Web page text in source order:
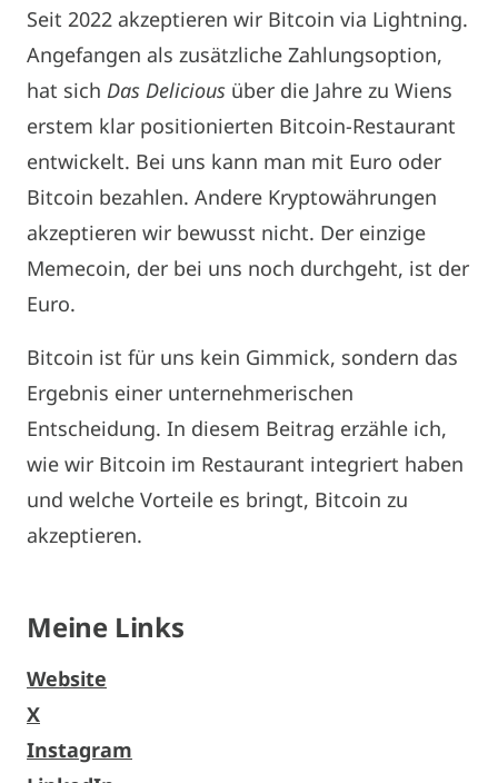
Seit 2022 akzeptieren wir Bitcoin via Lightning.
Angefangen als zusätzliche Zahlungsoption,
hat sich Das Delicious über die Jahre zu Wiens
erstem klar positionierten Bitcoin-Restaurant
entwickelt. Bei uns kann man mit Euro oder
Bitcoin bezahlen. Andere Kryptowährungen
akzeptieren wir bewusst nicht. Der einzige
Memecoin, der bei uns noch durchgeht, ist der
Euro.
Bitcoin ist für uns kein Gimmick, sondern das
Ergebnis einer unternehmerischen
Entscheidung. In diesem Beitrag erzähle ich,
wie wir Bitcoin im Restaurant integriert haben
und welche Vorteile es bringt, Bitcoin zu
akzeptieren.
Meine Links
Website
X
Instagram